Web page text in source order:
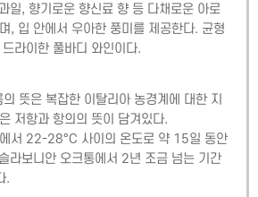
일, 향기로운 향신료 향 등 다채로운 아로
, 입 안에서 우아한 풍미를 제공한다. 균형
라이한 풀바디 와인이다.
뜻은 복잡한 이탈리아 농경계에 대한 지
저항과 항의의 뜻이 담겨있다.
서 22-28°C 사이의 온도로 약 15일 동안
라보니안 오크통에서 2년 조금 넘는 기간
.